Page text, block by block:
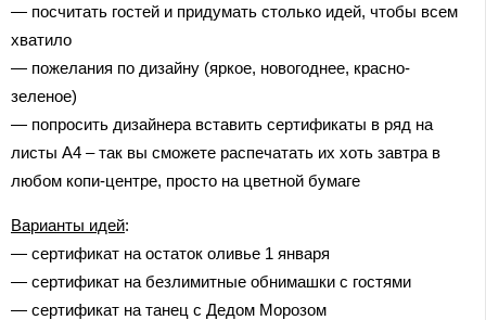
— посчитать гостей и придумать столько идей, чтобы всем
хватило
— пожелания по дизайну (яркое, новогоднее, красно-
зеленое)
— попросить дизайнера вставить сертификаты в ряд на
листы А4 – так вы сможете распечатать их хоть завтра в
любом копи-центре, просто на цветной бумаге
Варианты идей:
— сертификат на остаток оливье 1 января
— сертификат на безлимитные обнимашки с гостями
— сертификат на танец с Дедом Морозом